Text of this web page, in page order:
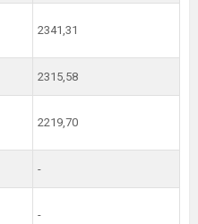
2341,31
2315,58
2219,70
-
-